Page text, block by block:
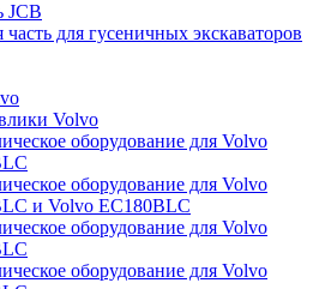
JCB
часть для гусеничных экскаваторов
Volvo
оборудование для Volvo
оборудование для Volvo
и Volvo EC180BLC
оборудование для Volvo
оборудование для Volvo